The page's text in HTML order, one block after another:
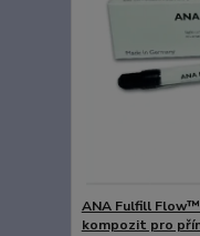
ANA Fulfill
kompozit pro